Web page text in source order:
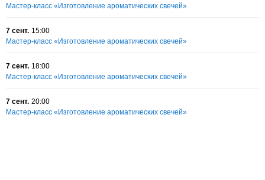
Мастер-класс «Изготовление ароматических свечей»
7 сент. 15:00
Мастер-класс «Изготовление ароматических свечей»
7 сент. 18:00
Мастер-класс «Изготовление ароматических свечей»
7 сент. 20:00
Мастер-класс «Изготовление ароматических свечей»